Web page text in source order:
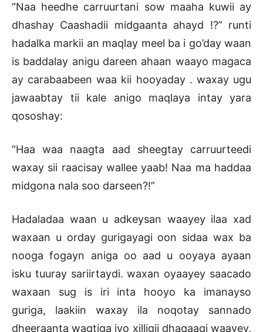
“Naa heedhe carruurtani sow maaha kuwii ay
dhashay Caashadii midgaanta ahayd !?” runti
hadalka markii an maqlay meel ba i go’day waan
is baddalay anigu dareen ahaan waayo magaca
ay carabaabeen waa kii hooyaday . waxay ugu
jawaabtay tii kale anigo maqlaya intay yara
qososhay:
“Haa waa naagta aad sheegtay carruurteedi
waxay sii raacisay wallee yaab! Naa ma haddaa
midgona nala soo darseen?!”
Hadaladaa waan u adkeysan waayey ilaa xad
waxaan u orday gurigayagi oon sidaa wax ba
nooga fogayn aniga oo aad u ooyaya ayaan
isku tuuray sariirtaydi. waxan oyaayey saacado
waxaan sug is iri inta hooyo ka imanayso
guriga, laakiin waxay ila noqotay sannado
dheeraanta waqtiga iyo xilligii dhaqaaqi waayey,